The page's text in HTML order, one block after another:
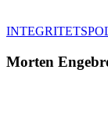
Morten